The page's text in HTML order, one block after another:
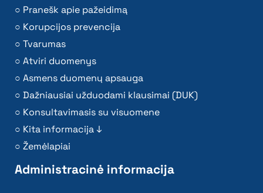
Pranešk apie pažeidimą
Korupcijos prevencija
Tvarumas
Atviri duomenys
Asmens duomenų apsauga
Dažniausiai užduodami klausimai (DUK)
Konsultavimasis su visuomene
Kita informacija ↓
Žemėlapiai
Administracinė informacija